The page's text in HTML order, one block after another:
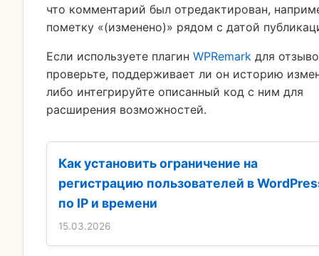
что комментарий был отредактирован,
пометку «(изменено)» рядом с датой
Если используете плагин WPRemark для
проверьте, поддерживает ли он историю
либо интегрируйте описанный код с ним для
расширения возможностей.
Как установить ограничение на
регистрацию пользователей в
по IP и времени
15.03.2026